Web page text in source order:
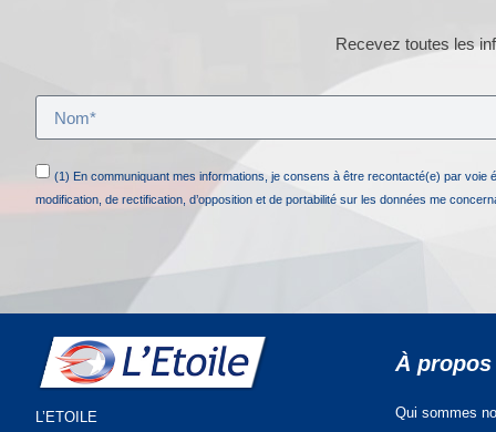
Recevez toutes les
(1) En communiquant mes informations, je consens à être recontacté(e) par voie
modification, de rectification, d’opposition et de portabilité sur les données me
L’ETOILE
À propos
Qui sommes